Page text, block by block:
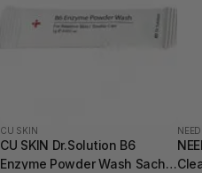
CU SKIN
CU SKIN Dr.Solution B6
Enzyme Powder Wash Sachet